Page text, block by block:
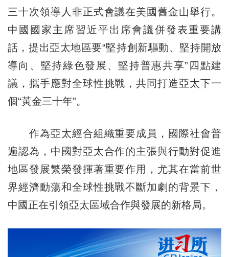
三十次領導人非正式會議在美國舊金山舉行。
中國國家主席習近平出席會議併發表重要講
話，提出亞太地區要“堅持創新驅動、堅持開放
導向、堅持綠色發展、堅持普惠共享”四點建
議，攜手應對全球性挑戰，共同打造亞太下一
個“黃金三十年”。
作為亞太經合組織重要成員，國際社會普
遍認為，中國對亞太合作的主張與行動對促進
地區發展繁榮發揮著重要作用，尤其在當前世
界經濟動蕩和全球性挑戰不斷加劇的背景下，
中國正在引領亞太區域合作與發展的新格局。